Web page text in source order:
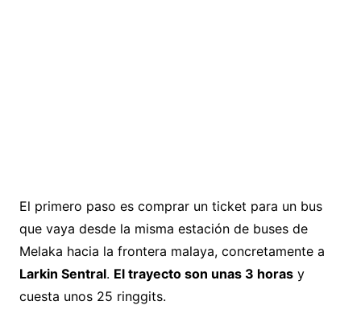
El primero paso es comprar un ticket para un bus
que vaya desde la misma estación de buses de
Melaka hacia la frontera malaya, concretamente a
Larkin Sentral. El trayecto son unas 3 horasy
cuesta unos 25 ringgits.